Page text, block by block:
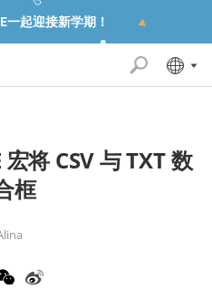
起迎接新学期！
将 CSV 与 TXT 数
框